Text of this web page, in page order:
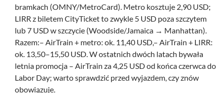
bramkach (OMNY/MetroCard). Metro kosztuje 2,90 USD;
LIRR z biletem CityTicket to zwykle 5 USD poza szczytem
lub 7 USD w szczycie (Woodside/Jamaica → Manhattan).
Razem:– AirTrain + metro: ok. 11,40 USD,– AirTrain + LIRR:
ok. 13,50–15,50 USD. W ostatnich dwóch latach bywała
letnia promocja – AirTrain za 4,25 USD od końca czerwca do
Labor Day; warto sprawdzić przed wyjazdem, czy znów
obowiązuje.